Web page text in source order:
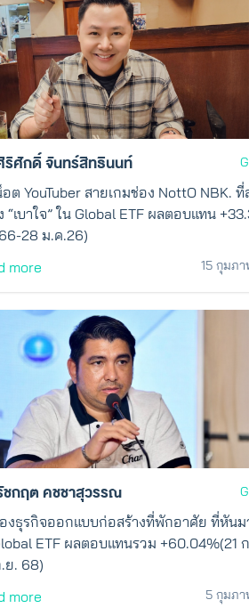
ศักดิ์ จันทร์สิทธินนท์
ต YouTuber สายเกมช่อง NottO NBK.
“เบาใจ” ใน Global ETF ผลตอบแทน
28 ม.ค.26)
more
15 กุมภ
กฤต คชชาสุวรรณ
องธุรกิจออกแบบก่อสร้างที่พักอาศัย ที่หันม
ETF ผลตอบแทนรวม +60.04%(21
ย. 68)
more
5 กุมภ